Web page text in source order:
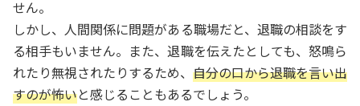
せん。
しかし、人間関係に問題がある職場だと、退職の相談をす
る相手もいません。また、退職を伝えたとしても、怒鳴ら
れたり無視されたりするため、 自分の口から退職を言い出
すのが怖いと感じることもあるでしょう。